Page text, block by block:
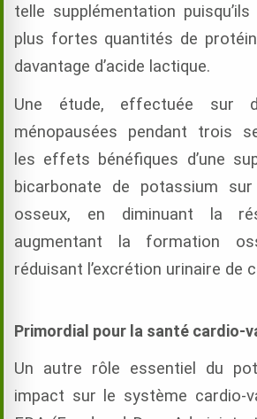
telle supplémentation
plus fortes quantités de
davantage d’acide lactique.
Une étude, effectuée sur
ménopausées pendant trois
les effets bénéfiques d’une
bicarbonate de potassium
osseux, en diminuant la
augmentant la formation
réduisant l’excrétion urinaire de
Primordial pour la santé cardio-
Un autre rôle essentiel du
impact sur le système cardio-